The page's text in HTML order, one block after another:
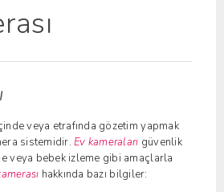
veya etrafında gözetim yapmak
sistemidir.Ev kameraları güvenlik
veya bebek izleme gibi amaçlarla
hakkında bazı bilgiler: